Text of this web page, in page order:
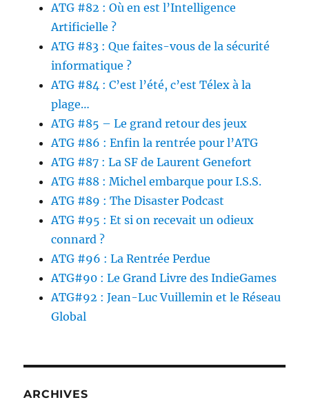
ATG #82 : Où en est l’Intelligence
Artificielle ?
ATG #83 : Que faites-vous de la sécurité
informatique ?
ATG #84 : C’est l’été, c’est Télex à la
plage…
ATG #85 – Le grand retour des jeux
ATG #86 : Enfin la rentrée pour l’ATG
ATG #87 : La SF de Laurent Genefort
ATG #88 : Michel embarque pour I.S.S.
ATG #89 : The Disaster Podcast
ATG #95 : Et si on recevait un odieux
connard ?
ATG #96 : La Rentrée Perdue
ATG#90 : Le Grand Livre des IndieGames
ATG#92 : Jean-Luc Vuillemin et le Réseau
Global
ARCHIVES